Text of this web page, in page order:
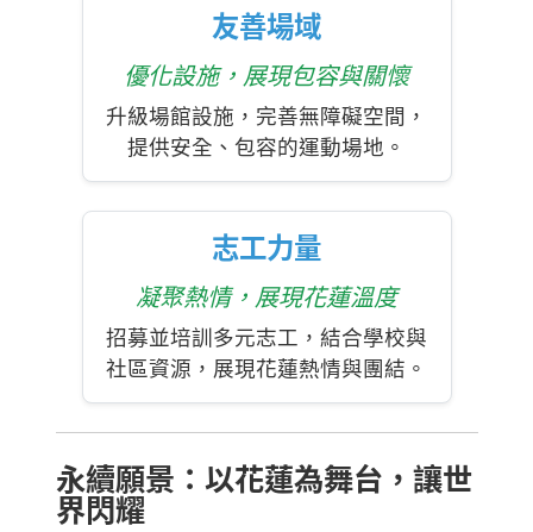
友善場域
優化設施，展現包容與關懷
升級場館設施，完善無障礙空間，
提供安全、包容的運動場地。
志工力量
凝聚熱情，展現花蓮溫度
招募並培訓多元志工，結合學校與
社區資源，展現花蓮熱情與團結。
永續願景：以花蓮為舞台，讓世
界閃耀